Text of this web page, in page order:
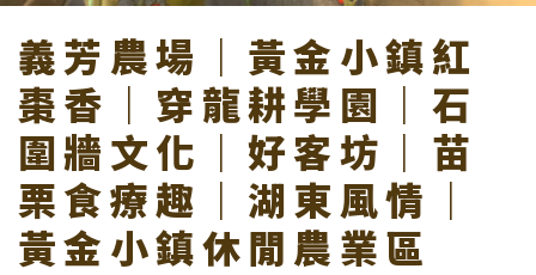
義芳農場｜黃金小鎮紅
棗香｜穿龍耕學園｜石
圍牆文化｜好客坊｜苗
栗食療趣｜湖東風情｜
黃金小鎮休閒農業區